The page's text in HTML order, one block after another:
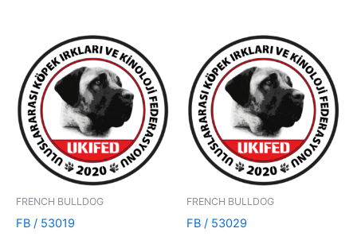
FRENCH BULLDOG
FB / 53019
FRENCH BULLDOG
FB / 53029